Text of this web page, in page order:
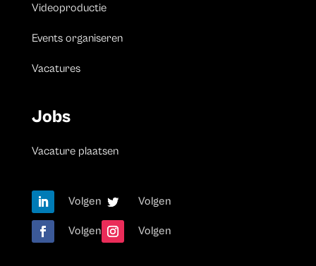
Videoproductie
Events organiseren
Vacatures
Jobs
Vacature plaatsen
Volgen Volgen
Volgen Volgen